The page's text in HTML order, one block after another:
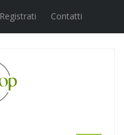
Registrati Contatti